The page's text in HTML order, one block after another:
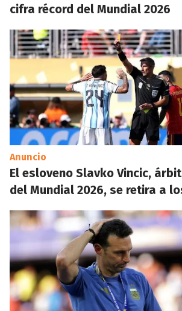
cifra récord del Mundial 2026
Anuncio
El esloveno Slavko Vincic,
del Mundial 2026, se retira a